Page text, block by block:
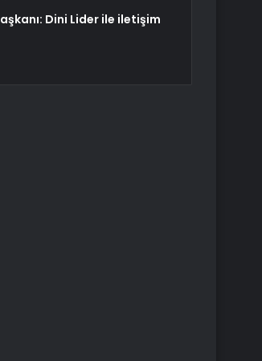
Dini Lider ile iletişim